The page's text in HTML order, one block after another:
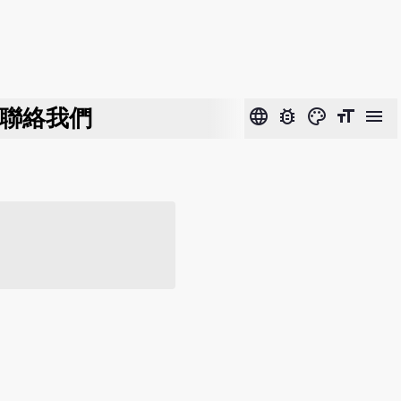
絡我們 language bug_report color_lens format_size menu